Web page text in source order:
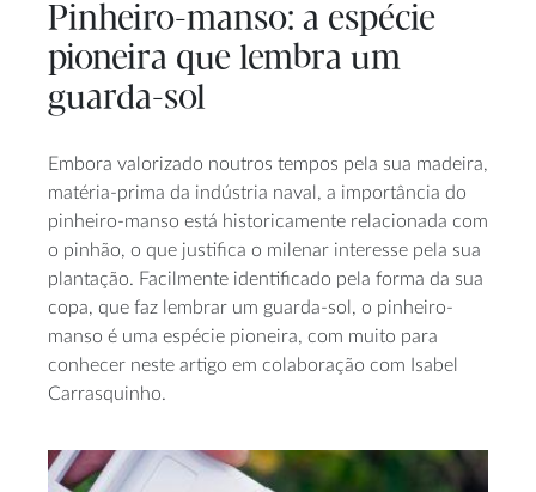
Pinheiro-manso: a espécie
pioneira que lembra um
guarda-sol
Embora valorizado noutros tempos pela sua madeira,
matéria-prima da indústria naval, a importância do
pinheiro-manso está historicamente relacionada com
o pinhão, o que justifica o milenar interesse pela sua
plantação. Facilmente identificado pela forma da sua
copa, que faz lembrar um guarda-sol, o pinheiro-
manso é uma espécie pioneira, com muito para
conhecer neste artigo em colaboração com Isabel
Carrasquinho.